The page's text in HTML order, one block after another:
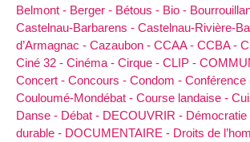
Belmont - Berger - Bétous - Bio -
Castelnau-Barbarens - Castelnau-Rivière-
d’Armagnac - Cazaubon - CCAA - CCBA -
Ciné 32 - Cinéma - Cirque - CLIP -
Concert - Concours - Condom - Conférence
Couloumé-Mondébat - Course landaise -
Danse - Débat - DECOUVRIR - Démocratie
durable - DOCUMENTAIRE - Droits de